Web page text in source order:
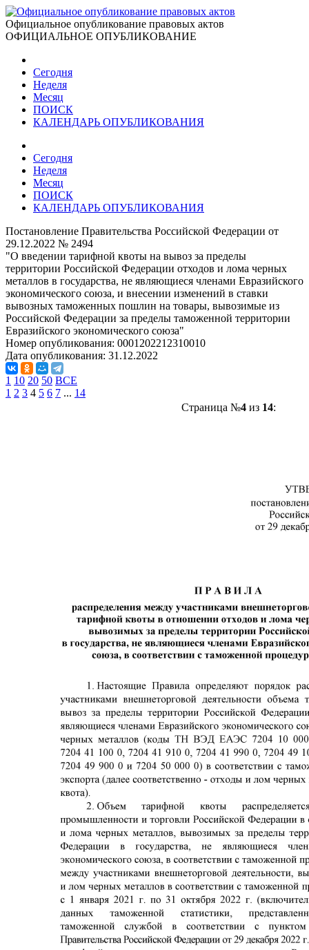
Официальное опубликование правовых актов
ОФИЦИАЛЬНОЕ ОПУБЛИКОВАНИЕ
Сегодня
Неделя
Месяц
ПОИСК
КАЛЕНДАРЬ ОПУБЛИКОВАНИЯ
Сегодня
Неделя
Месяц
ПОИСК
КАЛЕНДАРЬ ОПУБЛИКОВАНИЯ
Постановление Правительства Российской Федерации от
29.12.2022 № 2494
"О введении тарифной квоты на вывоз за пределы
территории Российской Федерации отходов и лома черных
металлов в государства, не являющиеся членами Евразийского
экономического союза, и внесении изменений в ставки
вывозных таможенных пошлин на товары, вывозимые из
Российской Федерации за пределы таможенной территории
Евразийского экономического союза"
Номер опубликования: 0001202212310010
Дата опубликования: 31.12.2022
1 10 20 50 ВСЕ
1 2 3 4 5 6 7 ... 14
Страница №4из 14: